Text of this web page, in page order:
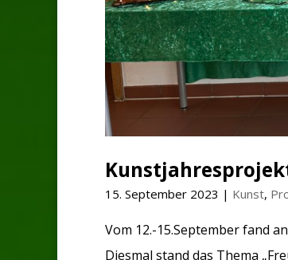
15. September 2023 | Kunst,
Vom 12.-15.September fand
Diesmal stand das Thema